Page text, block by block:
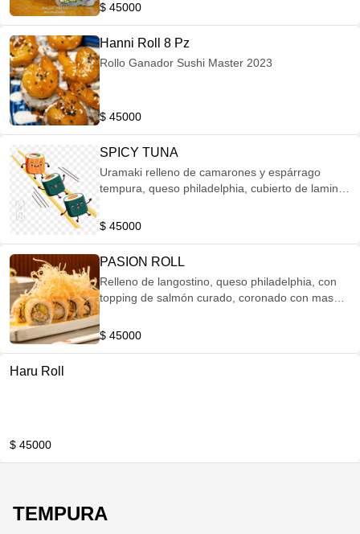
$ 45000
Hanni Roll 8 Pz
Rollo Ganador Sushi Master 2023
$ 45000
SPICY TUNA
Uramaki relleno de camarones y espárrago
tempura, queso philadelphia, cubierto de laminas
chípotle.
$ 45000
PASION ROLL
Relleno de langostino, queso philadelphia, con
topping de salmón curado, coronado con masa
$ 45000
Haru Roll
$ 45000
TEMPURA